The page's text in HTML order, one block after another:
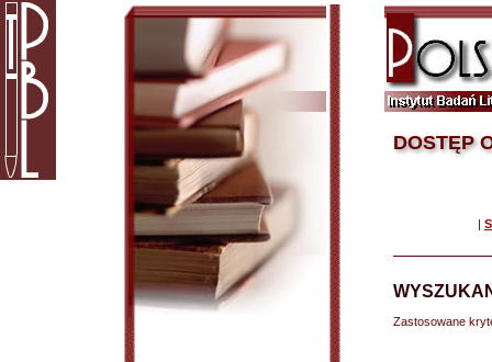
DOSTĘP
|
Zastosowane